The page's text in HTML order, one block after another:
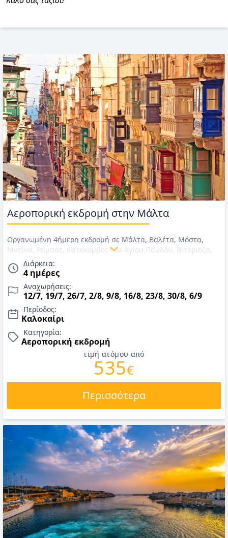
Αεροπορική εκδρομή στην Μάλτα
Οργανωμένη 4ήμερη εκδρομή σε Μάλτα, Βαλέτα, Μόστα,
Μντίνα, Ραμπάτ, Κατακόμβες του Αγίου Παύλου, Βιτοριόζα,
Μάρσασλοκ. Αναχωρήσεις 12/7, 19/7, 26/7, 2/8, 9/8, 16/8,
23/8, 30/8, 6/9. Αεροπορικά εισιτήρια με Aegean, διαμονή σε
ξενοδοχεία 4*, πρωινό, μεταφορές, ξεναγήσεις, εκδρομές,
αρχηγός - ξεναγός. Τιμές για Ιούλιος έως Σεπτέμβριος 2026.
Διάρκεια:
4 ημέρες
Αναχωρήσεις:
12/7, 19/7, 26/7, 2/8, 9/8, 16/8, 23/8, 30/8, 6/9
Περίοδος:
Καλοκαίρι
Κατηγορία:
Αεροπορική εκδρομή
τιμή ατόμου από
535€
Περισσότερα